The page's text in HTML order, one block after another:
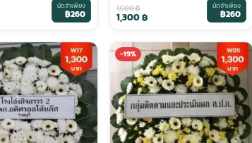
มัดจำเพียง
฿260 1,600฿
1,300฿
มัดจำเพียง
฿260
-19%